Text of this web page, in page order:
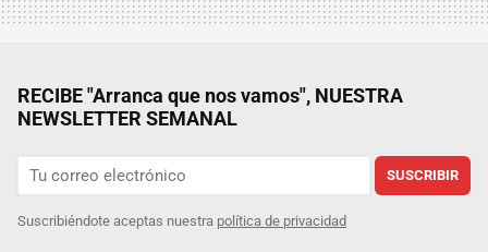
RECIBE "Arranca que nos vamos", NUESTRA
NEWSLETTER SEMANAL
SUSCRIBIR
Suscribiéndote aceptas nuestra política de privacidad